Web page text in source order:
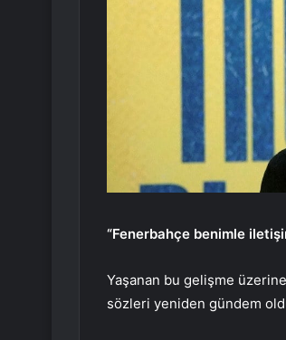
“Fenerbahçe benimle
Yaşanan bu gelişme
sözleri yeniden gündem